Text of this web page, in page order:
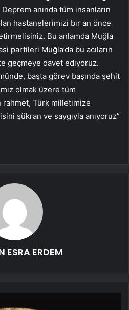
anında tüm insanların
hastanelerimizi bir an önce
Bu anlamda Muğla
partileri Muğla’da bu acıların
geçmeye davet ediyoruz.
başta görev başında şehit
olmak üzere tüm
rahmet, Türk milletimize
şükran ve saygıyla anıyoruz”
ESRA ERDEM